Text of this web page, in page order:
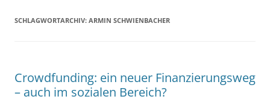
SCHLAGWORTARCHIV: ARMIN SCHWIENBACHER
Crowdfunding: ein neuer Finanzierungsweg
– auch im sozialen Bereich?